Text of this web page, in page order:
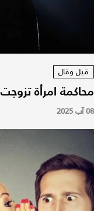
قيل وقال
محاكمة امرأة تزوجت 37 رجلاً وقتلت ثلثهم!
08 آب 2025